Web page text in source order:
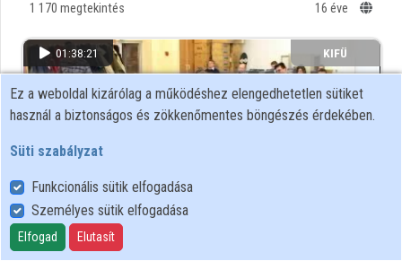
1 170 megtekintés 16 éve
01:38:21 KIFÜ
Használjunk FreeBSD-t! II.
Ez a weboldal kizárólag a működéshez elengedhetetlen sütiket
használ a biztonságos és zökkenőmentes böngészés érdekében.
Süti szabályzat
Funkcionális sütik elfogadása
Személyes sütik elfogadása
Elfogad Elutasít